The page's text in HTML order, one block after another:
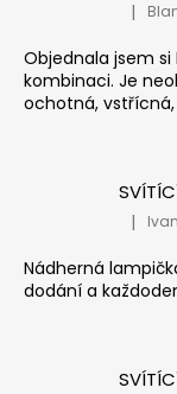
|
Objednala jsem si
kombinaci. Je
ochotná, vstřícná,
|
Nádherná
dodání a